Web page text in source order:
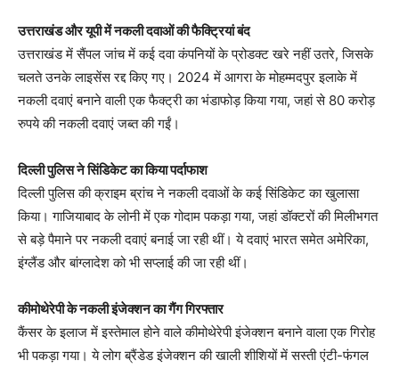
उत्तराखंड और यूपी में नकली दवाओं की फैक्ट्रियां बंद
उत्तराखंड में सैंपल जांच में कई दवा कंपनियों के प्रोडक्ट खरे नहीं उतरे, जिसके
चलते उनके लाइसेंस रद्द किए गए। 2024 में आगरा के मोहम्मदपुर इलाके में
नकली दवाएं बनाने वाली एक फैक्ट्री का भंडाफोड़ किया गया, जहां से 80 करोड़
रुपये की नकली दवाएं जब्त की गईं।
दिल्ली पुलिस ने सिंडिकेट का किया पर्दाफाश
दिल्ली पुलिस की क्राइम ब्रांच ने नकली दवाओं के कई सिंडिकेट का खुलासा
किया। गाजियाबाद के लोनी में एक गोदाम पकड़ा गया, जहां डॉक्टरों की मिलीभगत
से बड़े पैमाने पर नकली दवाएं बनाई जा रही थीं। ये दवाएं भारत समेत अमेरिका,
इंग्लैंड और बांग्लादेश को भी सप्लाई की जा रही थीं।
कीमोथेरेपी के नकली इंजेक्शन का गैंग गिरफ्तार
कैंसर के इलाज में इस्तेमाल होने वाले कीमोथेरेपी इंजेक्शन बनाने वाला एक गिरोह
भी पकड़ा गया। ये लोग ब्रैंडेड इंजेक्शन की खाली शीशियों में सस्ती एंटी-फंगल